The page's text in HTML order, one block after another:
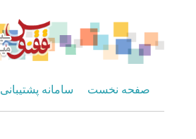
صفحه نخست سامانه پشتیبانی